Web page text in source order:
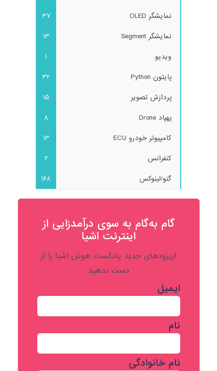
نمایشگر OLED
37
نمایشگر Segment
13
ویدیو
1
پایتون Python
32
پردازش تصویر
15
پهپاد Drone
8
کامپیوتر خودرو ECU
13
کنفرانس
2
گنو/لینوکس
168
گام به‌گام به‌ سوی درآمدزایی از
اینترنت اشیا
اپیزودهای جدید پادکست هوش اشیا را از
دست ندهید
ایمیل
نام
نام خانوادگی